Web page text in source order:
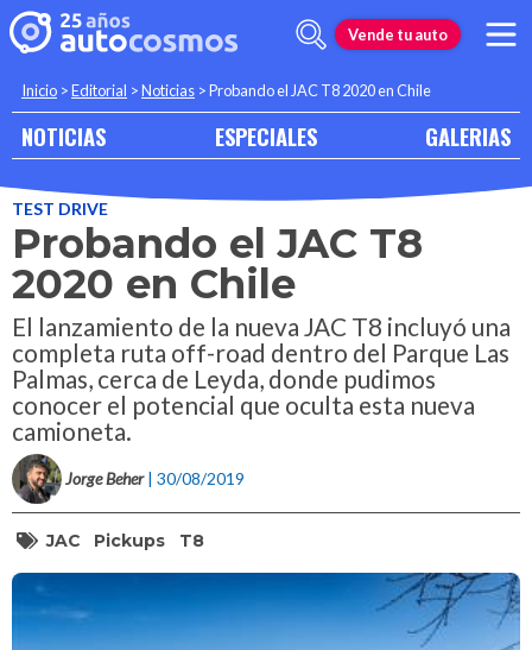
Vende tu auto
Inicio >Editorial >Noticias >Probando el JAC T8 2020 en Chile
NOTICIAS ESPECIALES GALERIAS
TEST DRIVE
Probando el JAC T8
2020 en Chile
El lanzamiento de la nueva JAC T8 incluyó una
completa ruta off-road dentro del Parque Las
Palmas, cerca de Leyda, donde pudimos
conocer el potencial que oculta esta nueva
camioneta.
Jorge Beher | 30/08/2019
JAC Pickups T8